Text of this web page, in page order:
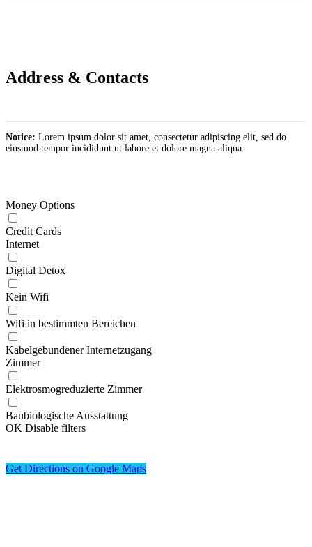
Address & Contacts
Notice: Lorem ipsum dolor sit amet, consectetur adipiscing elit, sed do
eiusmod tempor incididunt ut labore et dolore magna aliqua.
Money Options
Credit Cards
Internet
Digital Detox
Kein Wifi
Wifi in bestimmten Bereichen
Kabelgebundener Internetzugang
Zimmer
Elektrosmogreduzierte Zimmer
Baubiologische Ausstattung
OK Disable filters
Get Directions on Google Maps